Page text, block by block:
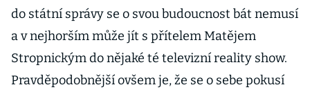
do státní správy se o svou budoucnost bát nemusí
a v nejhorším může jít s přítelem Matějem
Stropnickým do nějaké té televizní reality show.
Pravděpodobnější ovšem je, že se o sebe pokusí